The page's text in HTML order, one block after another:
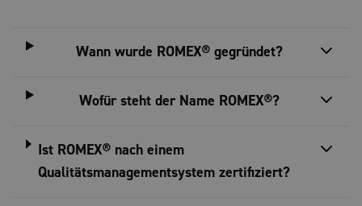
Wann wurde ROMEX® gegründet?
Wofür steht der Name ROMEX®?
Ist ROMEX® nach einem
Qualitätsmanagementsystem zertifiziert?